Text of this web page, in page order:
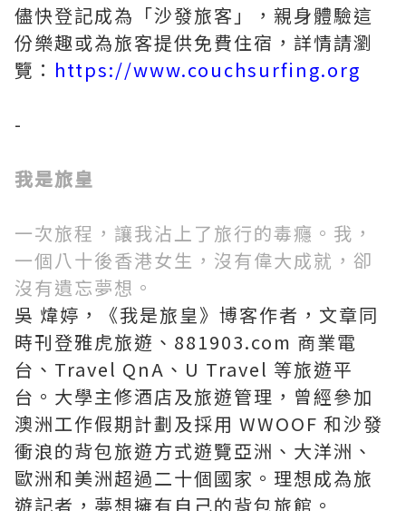
儘快登記成為「沙發旅客」，親身體驗這
份樂趣或為旅客提供免費住宿，詳情請瀏
覽： https://www.couchsurfing.org
-
我是旅皇
一次旅程，讓我沾上了旅行的毒癮。我，
一個八十後香港女生，沒有偉大成就，卻
沒有遺忘夢想。
吳 煒婷，《我是旅皇》博客作者，文章同
時刊登雅虎旅遊、881903.com 商業電
台、Travel QnA、U Travel 等旅遊平
台。大學主修酒店及旅遊管理，曾經參加
澳洲工作假期計劃及採用 WWOOF 和沙發
衝浪的背包旅遊方式遊覽亞洲、大洋洲、
歐洲和美洲超過二十個國家。理想成為旅
遊記者，夢想擁有自己的背包旅館。